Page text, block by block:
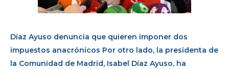
Díaz Ayuso denuncia que quieren imponer dos
impuestos anacrónicos Por otro lado, la presidenta de
la Comunidad de Madrid, Isabel Díaz Ayuso, ha